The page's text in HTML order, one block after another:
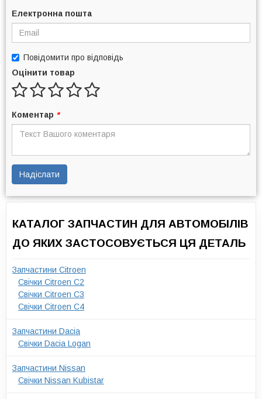
Електронна пошта
Повідомити про відповідь
Оцінити товар
Коментар *
Надіслати
КАТАЛОГ ЗАПЧАСТИН ДЛЯ АВТОМОБІЛІВ
ДО ЯКИХ ЗАСТОСОВУЄТЬСЯ ЦЯ ДЕТАЛЬ
Запчастини Citroen
Свічки Citroen C2
Свічки Citroen C3
Свічки Citroen C4
Запчастини Dacia
Свічки Dacia Logan
Запчастини Nissan
Свічки Nissan Kubistar